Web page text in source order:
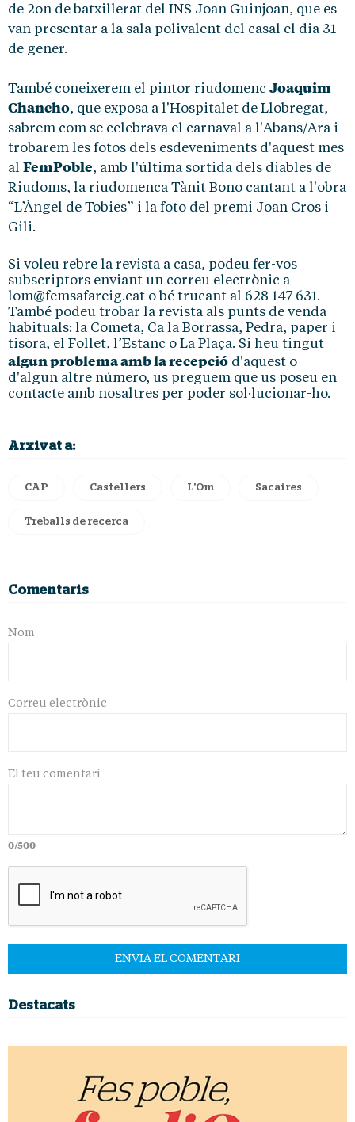
de 2on de batxillerat del INS Joan Guinjoan, que es
van presentar a la sala polivalent del casal el dia 31
de gener.
També coneixerem el pintor riudomenc Joaquim
Chancho, que exposa a l'Hospitalet de Llobregat,
sabrem com se celebrava el carnaval a l'Abans/Ara i
trobarem les fotos dels esdeveniments d'aquest mes
al FemPoble, amb l'última sortida dels diables de
Riudoms, la riudomenca Tànit Bono cantant a l'obra
“L’Àngel de Tobies” i la foto del premi Joan Cros i
Gili.
Si voleu rebre la revista a casa, podeu fer-vos
subscriptors enviant un correu electrònic a
lom@femsafareig.cat o bé trucant al 628 147 631.
També podeu trobar la revista als punts de venda
habituals: la Cometa, Ca la Borrassa, Pedra, paper i
tisora, el Follet, l’Estanc o La Plaça. Si heu tingut
algun problema amb la recepció d'aquest o
d'algun altre número, us preguem que us poseu en
contacte amb nosaltres per poder sol·lucionar-ho.
Arxivat a:
CAP Castellers L'Om Sacaires
Treballs de recerca
Comentaris
Nom
Correu electrònic
El teu comentari
0/500
Destacats